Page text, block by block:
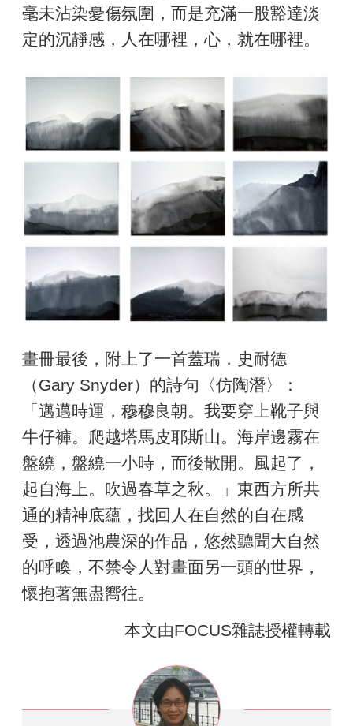
毫未沾染憂傷氛圍，而是充滿一股豁達淡
定的沉靜感，人在哪裡，心，就在哪裡。
畫冊最後，附上了一首蓋瑞．史耐德
（Gary Snyder）的詩句〈仿陶潛〉：
「邁邁時運，穆穆良朝。我要穿上靴子與
牛仔褲。爬越塔馬皮耶斯山。海岸邊霧在
盤繞，盤繞一小時，而後散開。風起了，
起自海上。吹過春草之秋。」東西方所共
通的精神底蘊，找回人在自然的自在感
受，透過池農深的作品，悠然聽聞大自然
的呼喚，不禁令人對畫面另一頭的世界，
懷抱著無盡嚮往。
本文由FOCUS雜誌授權轉載